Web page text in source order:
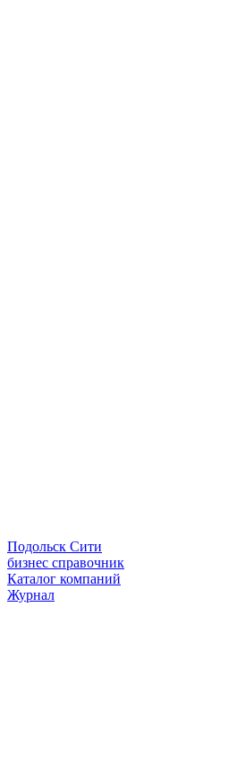
Подольск Сити
бизнес справочник
Каталог компаний
Журнал